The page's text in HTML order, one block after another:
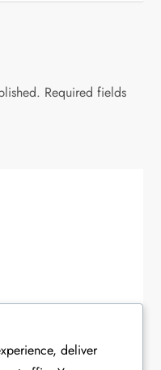
Required fields
deliver